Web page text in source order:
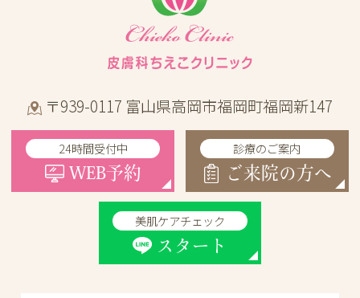
〒939-0117 富山県高岡市福岡町福岡新147
24時間受付中
WEB予約
診療のご案内
ご来院の方へ
美肌ケアチェック
スタート